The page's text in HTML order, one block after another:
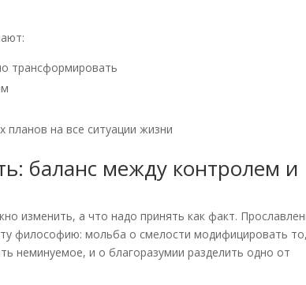
трансформировать
планов на все ситуации жизни
баланс между контролем и
изменить, а что надо принять как факт.
философию: мольба о смелости модифицировать
неминуемое, и о благоразумии разделить одно от